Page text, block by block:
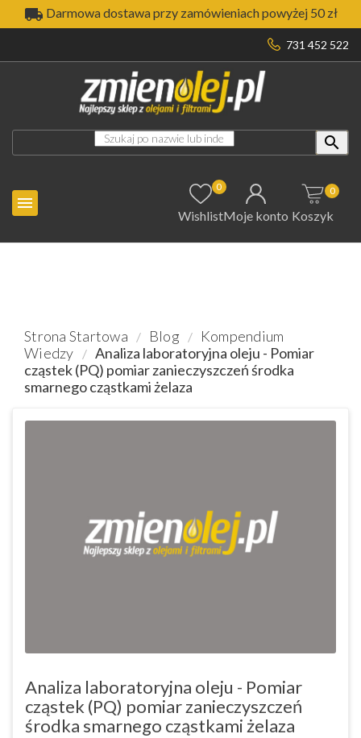
 Darmowa dostawa przy zamówieniach powyżej 50 zł
731 452 522


0
WishlistMoje konto Koszyk
0
Strona Startowa Blog
Kompendium
Wiedzy
Analiza laboratoryjna oleju - Pomiar
cząstek (PQ) pomiar zanieczyszczeń środka
smarnego cząstkami żelaza
Analiza laboratoryjna oleju - Pomiar
cząstek (PQ) pomiar zanieczyszczeń
środka smarnego cząstkami żelaza